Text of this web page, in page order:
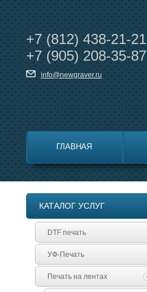
+7(812)438-21-21
+7(905)208-35-87
info@newgraver.ru
ГЛАВНАЯ
КАТАЛОГ УСЛУГ
DTF печать
УФ-Печать
Печать на лентах